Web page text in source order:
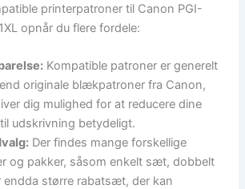
printerpatroner til Canon PGI-
opnår du flere fordele:
Kompatible patroner er generelt
originale blækpatroner fra Canon,
dig mulighed for at reducere dine
udskrivning betydeligt.
Der findes mange forskellige
og pakker, såsom enkelt sæt, dobbelt
endda større rabatsæt, der kan